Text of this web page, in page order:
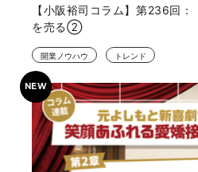
【小阪裕司コラム】第236回：
を売る②
開業ノウハウ トレンド